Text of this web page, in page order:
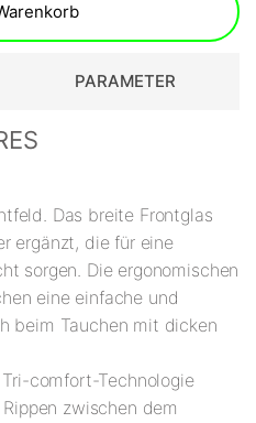
PARAMETER
Das breite Frontglas
ergänzt, die für eine
sorgen. Die ergonomischen
eine einfache und
beim Tauchen mit dicken
comfort-Technologie
zwischen dem